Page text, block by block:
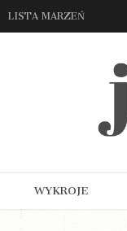
LISTA MARZEŃ
WYKROJE